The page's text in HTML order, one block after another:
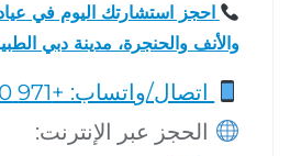
احجز استشارتك اليوم في
والأنف والحنجرة، مدينة دبي
اتصال/واتساب: +971 50 248 0249
الحجز عبر الإنترنت: